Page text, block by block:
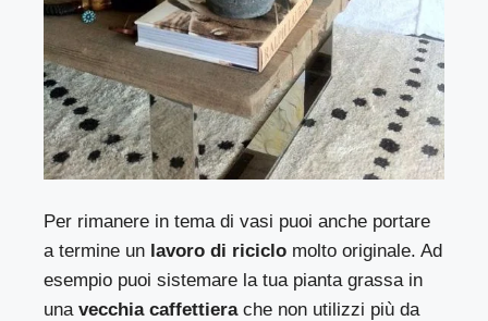
Per rimanere in tema di vasi puoi anche portare
a termine un lavoro di riciclo molto originale. Ad
esempio puoi sistemare la tua pianta grassa in
unavecchia caffettierache non utilizzi più da